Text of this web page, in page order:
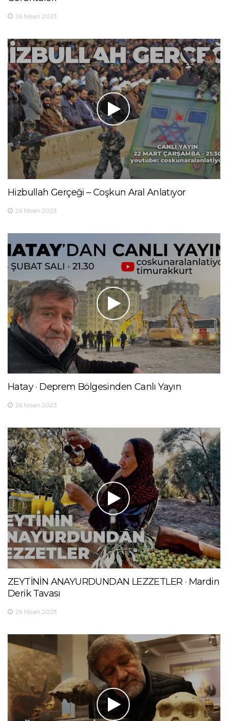
26 Nisan 2023
Hizbullah Gerçeği – Coşkun Aral Anlatıyor
26 Nisan 2023
Hatay · Deprem Bölgesinden Canlı Yayın
26 Nisan 2023
ZEYTİNİN ANAYURDUNDAN LEZZETLER · Mardin
Derik Tavası
26 Nisan 2023